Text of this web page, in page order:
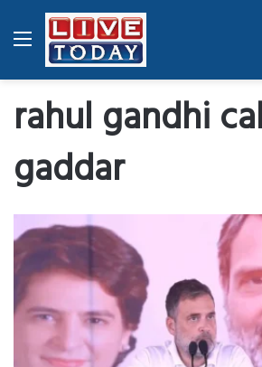
Menu
rahul gandhi
gaddar